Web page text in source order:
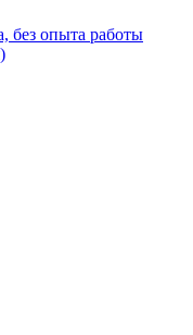
без опыта работы